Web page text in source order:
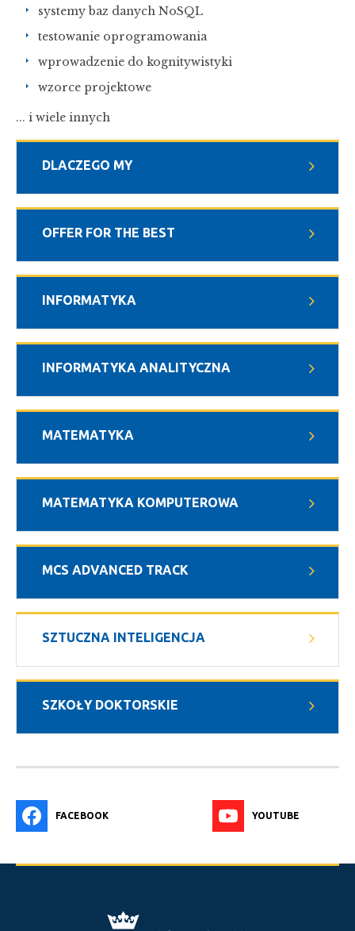
DLACZEGO MY
OFFER FOR THE BEST
INFORMATYKA
INFORMATYKA ANALITYCZNA
MATEMATYKA
MATEMATYKA KOMPUTEROWA
MCS ADVANCED TRACK
SZTUCZNA INTELIGENCJA
SZKOŁY DOKTORSKIE
systemy baz danych NoSQL
testowanie oprogramowania
wprowadzenie do kognitywistyki
wzorce projektowe
... i wiele innych
FACEBOOK YOUTUBE